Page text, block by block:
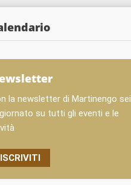
la newsletter di Martinengo sei
su tutti gli eventi e le
ISCRIVITI